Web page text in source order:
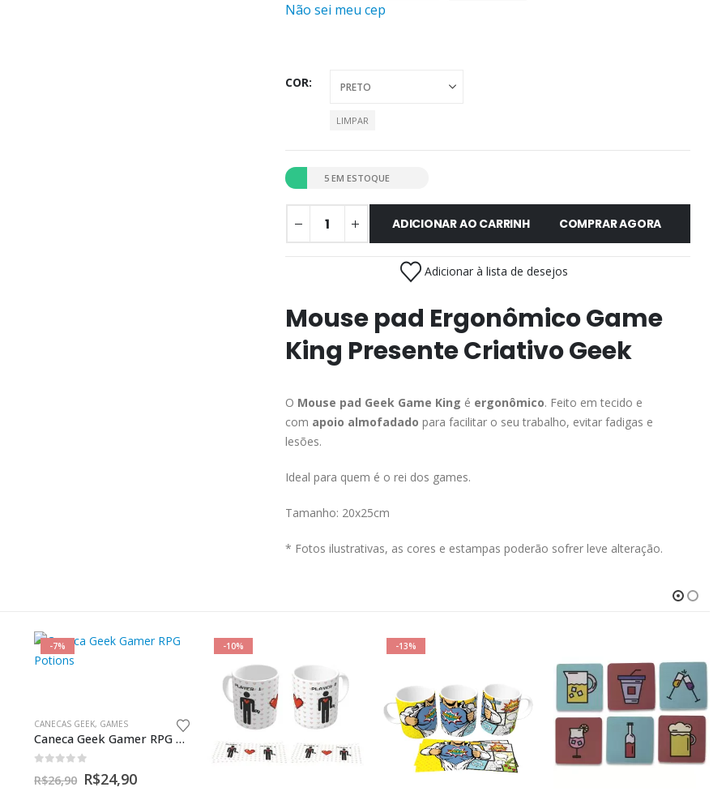
Não sei meu cep
COR
LIMPAR
5 EM ESTOQUE
ADICIONAR AO CARRINHO COMPRAR AGORA
Adicionar à lista de desejos
Mouse pad Ergonômico Game
King Presente Criativo Geek
O Mouse pad Geek Game King é ergonômico. Feito em tecido e
com apoio almofadado para facilitar o seu trabalho, evitar fadigas e
lesões.
Ideal para quem é o rei dos games.
Tamanho: 20x25cm
* Fotos ilustrativas, as cores e estampas poderão sofrer leve alteração.
-7%
CANECAS GEEK, GAMES
Caneca Geek Gamer RPG Potions
R$26,90 R$24,90
-10% -13%